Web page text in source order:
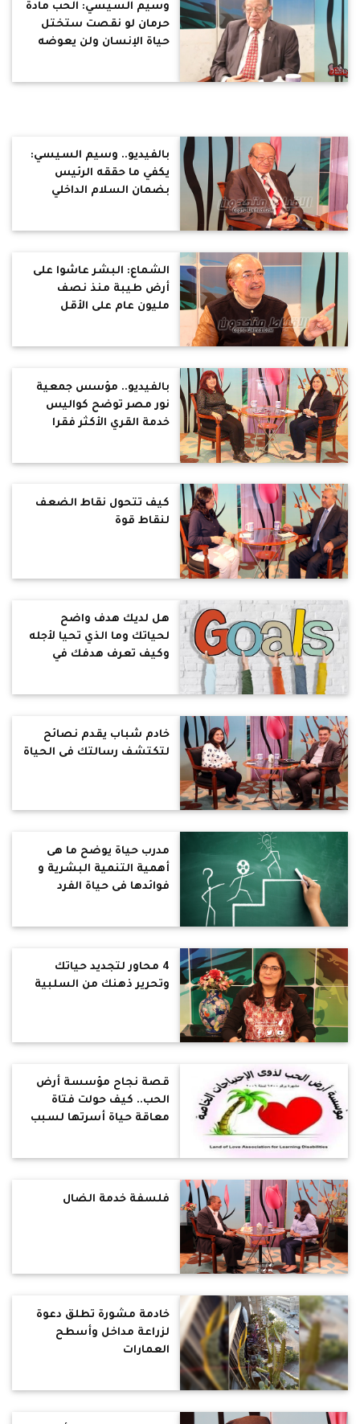
وسيم السيسي: الحب مادة
حرمان لو نقصت ستختل
حياة الإنسان ولن يعوضه
بالفيديو.. وسيم السيسي:
يكفي ما حققه الرئيس
بضمان السلام الداخلي
الشماع: البشر عاشوا على
أرض طيبة منذ نصف
مليون عام على الأقل
بالفيديو.. مؤسس جمعية
نور مصر توضح كواليس
خدمة القري الأكثر فقرا
كيف تتحول نقاط الضعف
لنقاط قوة
هل لديك هدف واضح
لحياتك وما الذي تحيا لأجله
وكيف تعرف هدفك في
خادم شباب يقدم نصائح
لتكتشف رسالتك فى الحياة
مدرب حياة يوضح ما هى
أهمية التنمية البشرية و
فوائدها فى حياة الفرد
4 محاور لتجديد حياتك
وتحرير ذهنك من السلبية
قصة نجاح مؤسسة أرض
الحب.. كيف حولت فتاة
معاقة حياة أسرتها لسبب
فلسفة خدمة الضال
خادمة مشورة تطلق دعوة
لزراعة مداخل وأسطح
العمارات